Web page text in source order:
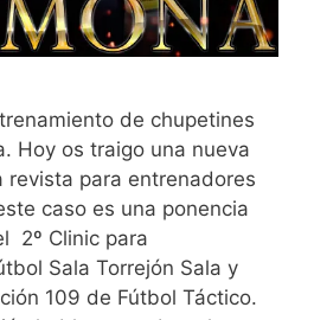
de chupetines
Hoy os traigo una nueva
revista para entrenadores
caso es una ponencia
2º Clinic para
Sala Torrejón Sala y
109 de Fútbol Táctico.